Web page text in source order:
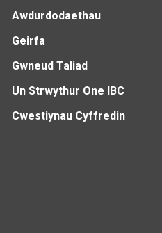
Awdurdodaethau
Geirfa
Gwneud Taliad
Un Strwythur One IBC
Cwestiynau Cyffredin